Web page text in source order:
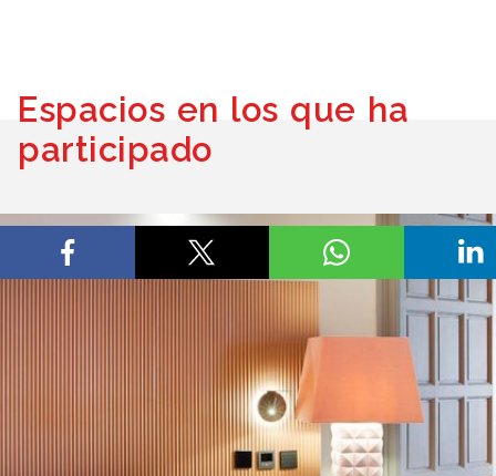
Espacios en los que ha
participado